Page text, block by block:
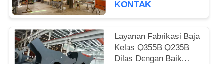
KONTAK
Layanan Fabrikasi Baja
Kelas Q355B Q235B
Dilas Dengan Baik